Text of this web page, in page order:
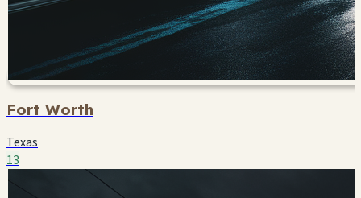
Fort Worth
Texas
13